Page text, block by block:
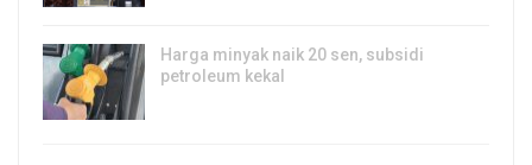
Harga minyak naik 20 sen, subsidi
petroleum kekal